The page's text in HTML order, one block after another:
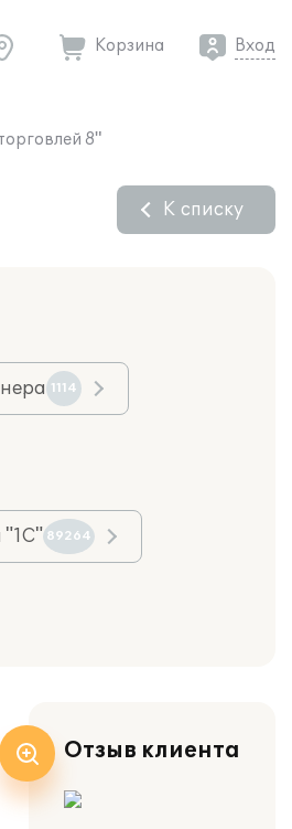
Корзина Вход
8"
К списку
1114
"1С" 89264
Отзыв клиента